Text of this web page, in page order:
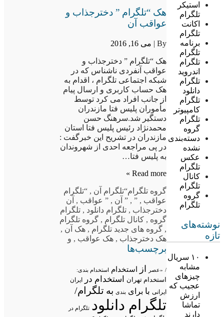
استیکر
تلگرام
اکانت
تلگرام
برنامه
تلگرام
تلگرام
اندروید
تلگرام
دانلود
تلگرام
کامپیوتر
تلگرام
گروه
دسته‌بندی
نشده
عکس
تلگرام
کانال
تلگرام
گروه
تلگرام
نوشته‌های
تازه
۱۰ سریال
مشابه
چیزهای
عجیب که
ارزش
تماشا
دارند
هک “تلگرام ” دخترجذاب و
عواقب آن
By | می 16, 2016
هک “تلگرام ” دخترجذاب و
عواقب آنفردی ناشناس که در
شبکه اجتماعی تلگرام ، اقدام به
هک حساب کاربری و ارسال پیام
از جانب افراد می کرد توسط
مأموران پلیس فتا مازندران
دستگیر شد.سرهنگ حسن
محمدنژاد رئیس پلیس فتا استان
مازندران در تشریح این خبرگفت :
در پی مراجعه احدی از شهروندان
به پلیس فتا…
Read more »
گروه تلگرام“تلگرام آن , “تلگرام
عواقب ,
”
, ” آن , ” عواقب , آن
دخترجذاب , تلگرام دانلود , تلگرام
گروه , کانال تلگرام , گروه تلگرام
, گروه های جدید تلگرام , هک آن ,
هک دخترجذاب , هک عواقب , و
برچسب‌ها
/ «عصر از استخدام استخدام بندی:
استخدام تهران استخدام در ایران
ایرانی با برای بندی به تلگرام/
تلگرام دانلود تلگرام در